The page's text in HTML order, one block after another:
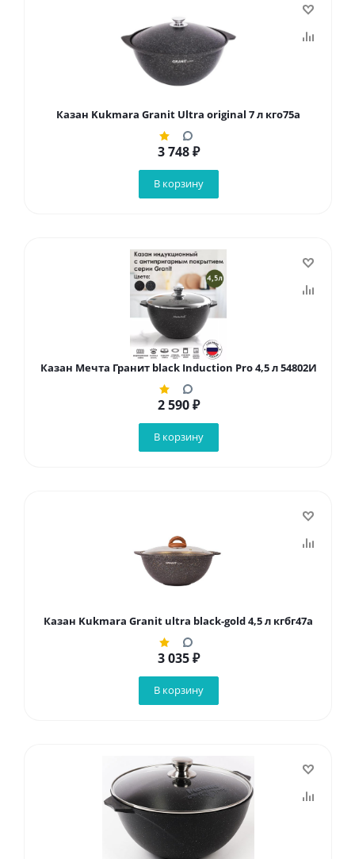
Казан Kukmara Granit Ultra original 7 л кго75а
3 748₽
В корзину
Казан Мечта Гранит black Induction Pro 4,5 л 54802И
2 590₽
В корзину
Казан Kukmara Granit ultra black-gold 4,5 л кгбг47а
3 035₽
В корзину